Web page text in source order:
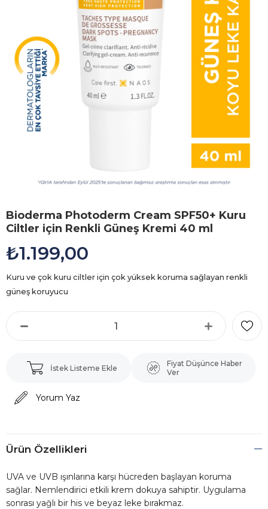
Bioderma Photoderm Cream SPF50+ Kuru
Ciltler için Renkli Güneş Kremi 40 ml
₺1.199,00
Kuru ve çok kuru ciltler için çok yüksek koruma sağlayan renkli
güneş koruyucu
İstek Listeme Ekle
Fiyat Düşünce Haber
Ver
Yorum Yaz
Ürün Özellikleri
UVA ve UVB ışınlarına karşı hücreden başlayan koruma
sağlar. Nemlendirici etkili krem dokuya sahiptir. Uygulama
sonrası yağlı bir his ve beyaz leke bırakmaz.